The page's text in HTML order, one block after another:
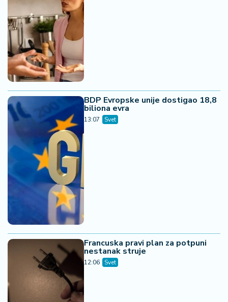
BDP Evropske unije dostigao 18,8
biliona evra
13:07 Svet
Francuska pravi plan za potpuni
nestanak struje
12:06 Svet